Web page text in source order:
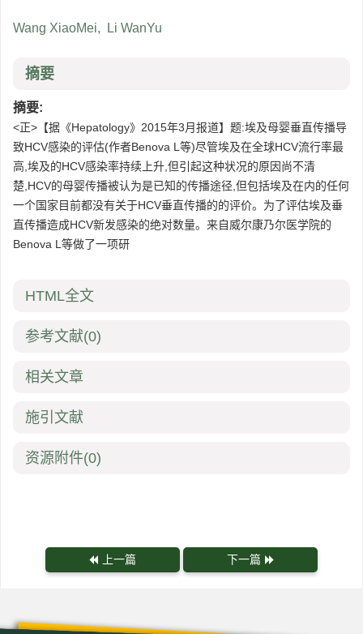
Wang XiaoMei, Li WanYu
摘要
摘要:
<正>【据《Hepatology》2015年3月报道】题:埃及母婴垂直传播导
致HCV感染的评估(作者Benova L等)尽管埃及在全球HCV流行率最
高,埃及的HCV感染率持续上升,但引起这种状况的原因尚不清
楚,HCV的母婴传播被认为是已知的传播途径,但包括埃及在内的任何
一个国家目前都没有关于HCV垂直传播的的评价。为了评估埃及垂
直传播造成HCV新发感染的绝对数量。来自威尔康乃尔医学院的
Benova L等做了一项研
HTML全文
参考文献(0)
相关文章
施引文献
资源附件(0)
上一篇 下一篇